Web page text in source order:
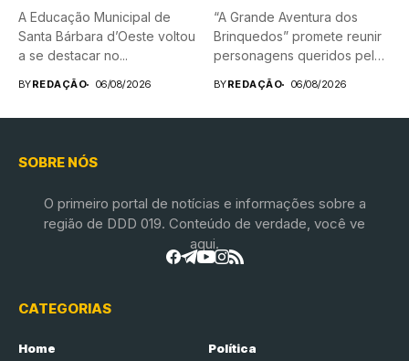
A Educação Municipal de
Santa Bárbara d’Oeste voltou
a se destacar no...
BYREDAÇÃO 06/08/2026
“A Grande Aventura dos
Brinquedos” promete reunir
personagens queridos pelas
BYREDAÇÃO 06/08/2026
SOBRE NÓS
O primeiro portal de notícias e informações sobre a
região de DDD 019. Conteúdo de verdade, você ve
aqui.
CATEGORIAS
Home
Política